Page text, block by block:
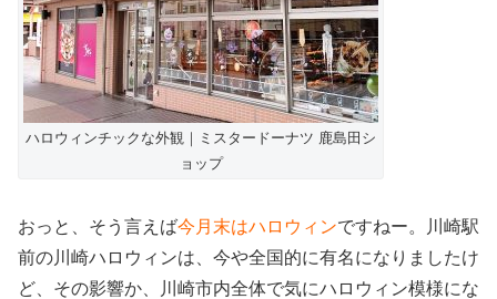
ハロウィンチックな外観｜ミスタードーナツ 鹿島田シ
ョップ
おっと、そう言えば今月末はハロウィンですねー。川崎駅
前の川崎ハロウィンは、今や全国的に有名になりましたけ
ど、その影響か、川崎市内全体で気にハロウィン模様にな